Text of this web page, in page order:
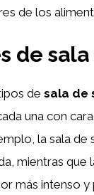
de los
de
de sala de
una con
la sala de
mientras que
más intenso y